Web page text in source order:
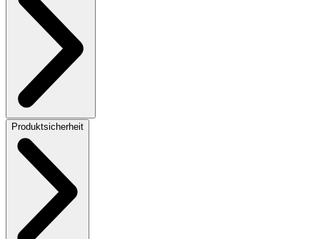
Produktsicherheit